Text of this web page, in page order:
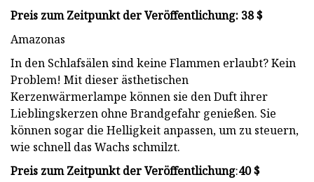
Preis zum Zeitpunkt der Veröffentlichung: 38 $
Amazonas
In den Schlafsälen sind keine Flammen erlaubt? Kein
Problem! Mit dieser ästhetischen
Kerzenwärmerlampe können sie den Duft ihrer
Lieblingskerzen ohne Brandgefahr genießen. Sie
können sogar die Helligkeit anpassen, um zu steuern,
wie schnell das Wachs schmilzt.
Preis zum Zeitpunkt der Veröffentlichung:40 $